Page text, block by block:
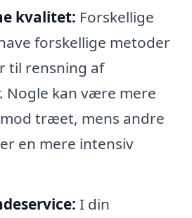
kvalitet: Forskellige
forskellige metoder
til rensning af
kan være mere
træet, mens andre
en mere intensiv
I din